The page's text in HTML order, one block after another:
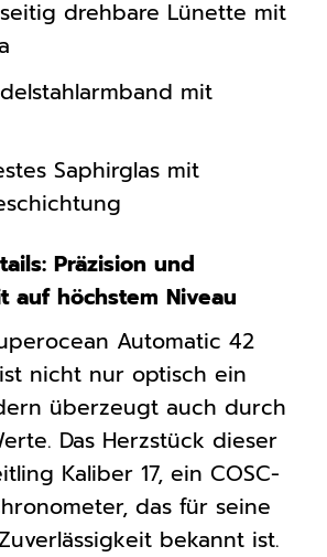
drehbare Lünette mit
mit
Saphirglas mit
Präzision und
auf höchstem Niveau
Automatic 42
ist nicht nur optisch ein
überzeugt auch durch
Das Herzstück dieser
Kaliber 17, ein COSC-
das für seine
bekannt ist.